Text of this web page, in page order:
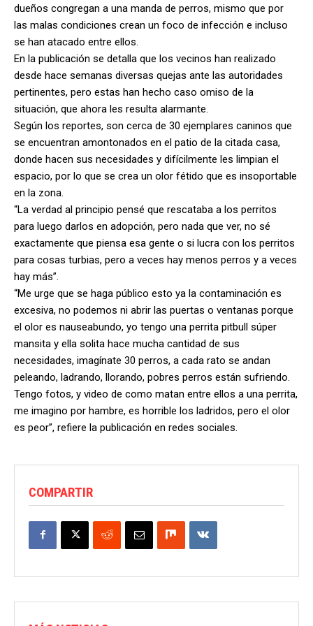
dueños congregan a una manda de perros, mismo que por
las malas condiciones crean un foco de infección e incluso
se han atacado entre ellos.
En la publicación se detalla que los vecinos han realizado
desde hace semanas diversas quejas ante las autoridades
pertinentes, pero estas han hecho caso omiso de la
situación, que ahora les resulta alarmante.
Según los reportes, son cerca de 30 ejemplares caninos que
se encuentran amontonados en el patio de la citada casa,
donde hacen sus necesidades y difícilmente les limpian el
espacio, por lo que se crea un olor fétido que es insoportable
en la zona.
“La verdad al principio pensé que rescataba a los perritos
para luego darlos en adopción, pero nada que ver, no sé
exactamente que piensa esa gente o si lucra con los perritos
para cosas turbias, pero a veces hay menos perros y a veces
hay más”.
“Me urge que se haga público esto ya la contaminación es
excesiva, no podemos ni abrir las puertas o ventanas porque
el olor es nauseabundo, yo tengo una perrita pitbull súper
mansita y ella solita hace mucha cantidad de sus
necesidades, imagínate 30 perros, a cada rato se andan
peleando, ladrando, llorando, pobres perros están sufriendo.
Tengo fotos, y video de como matan entre ellos a una perrita,
me imagino por hambre, es horrible los ladridos, pero el olor
es peor”, refiere la publicación en redes sociales.
COMPARTIR